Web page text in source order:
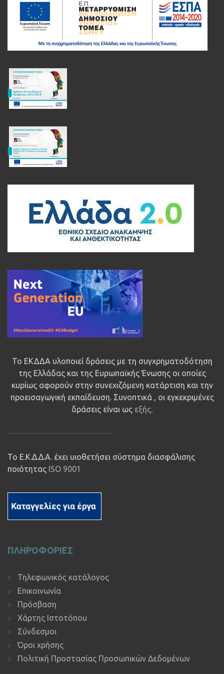
Το ΕΚΔΔΑ υλοποιεί δράσεις με τη συγχρηματοδότηση
της Ελλάδας και της Ευρωπαϊκής Ένωσης οι οποίες
κυρίως αφορούν στην συνεχιζόμενη κατάρτιση και την
προεισαγωγική εκπαίδευση. Συνοπτικά , οι εγκεκριμένες
δράσεις είναι ως εξής.
Το Ε.Κ.Δ.Δ.Α. έχει υιοθετήσει σύστημα διασφάλισης
ποιότητας ISO 9001
ΠΛΗΡΟΦΟΡΙΕΣ
Τηλεφωνικός κατάλογος
Επικοινωνία
Πρόσβαση
Χάρτης Ιστοτόπου
Σύνδεσμοι
Όροι χρήσης
Πολιτική Προστασίας Προσωπικών Δεδομένων